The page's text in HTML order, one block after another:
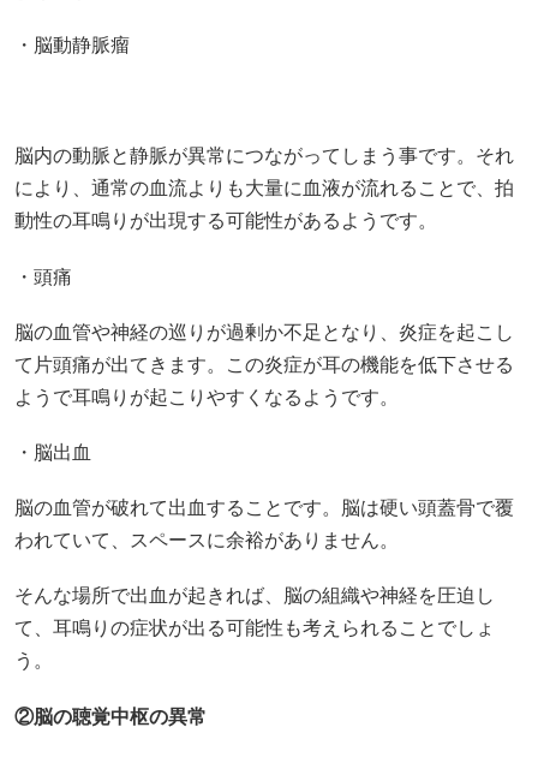
・脳動静脈瘤
脳内の動脈と静脈が異常につながってしまう事です。それ
により、通常の血流よりも大量に血液が流れることで、拍
動性の耳鳴りが出現する可能性があるようです。
・頭痛
脳の血管や神経の巡りが過剰か不足となり、炎症を起こし
て片頭痛が出てきます。この炎症が耳の機能を低下させる
ようで耳鳴りが起こりやすくなるようです。
・脳出血
脳の血管が破れて出血することです。脳は硬い頭蓋骨で覆
われていて、スペースに余裕がありません。
そんな場所で出血が起きれば、脳の組織や神経を圧迫し
て、耳鳴りの症状が出る可能性も考えられることでしょ
う。
②脳の聴覚中枢の異常